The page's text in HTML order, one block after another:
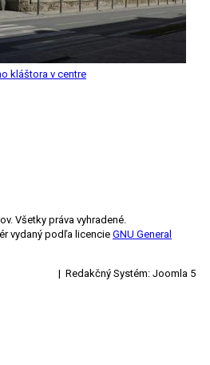
kláštora v centre
Všetky práva vyhradené.
vydaný podľa licencie GNU General
| Redakčný Systém: Joomla 5